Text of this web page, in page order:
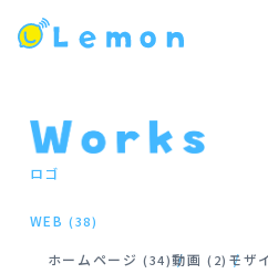
ロゴ
WEB(38)
ホームページ(34)動画(2) モザ